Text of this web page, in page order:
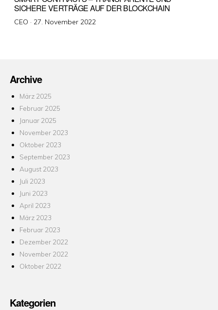
SICHERE VERTRÄGE AUF DER BLOCKCHAIN
CEO · Veröffentlicht
27. November 2022
Archive
März 2025
Februar 2025
Januar 2025
November 2023
Oktober 2023
September 2023
August 2023
Juli 2023
Juni 2023
April 2023
März 2023
Februar 2023
Dezember 2022
November 2022
Oktober 2022
Kategorien